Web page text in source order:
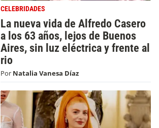
CELEBRIDADES
La nueva vida de Alfredo Casero
a los 63 años, lejos de Buenos
Aires, sin luz eléctrica y frente al
rio
Por Natalia Vanesa Díaz